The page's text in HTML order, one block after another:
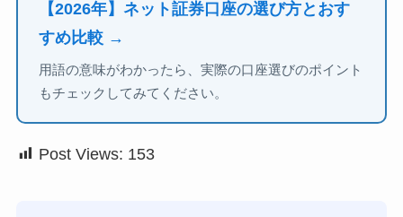
【2026年】ネット証券口座の選び方とおす
すめ比較 →
用語の意味がわかったら、実際の口座選びのポイント
もチェックしてみてください。
Post Views: 153